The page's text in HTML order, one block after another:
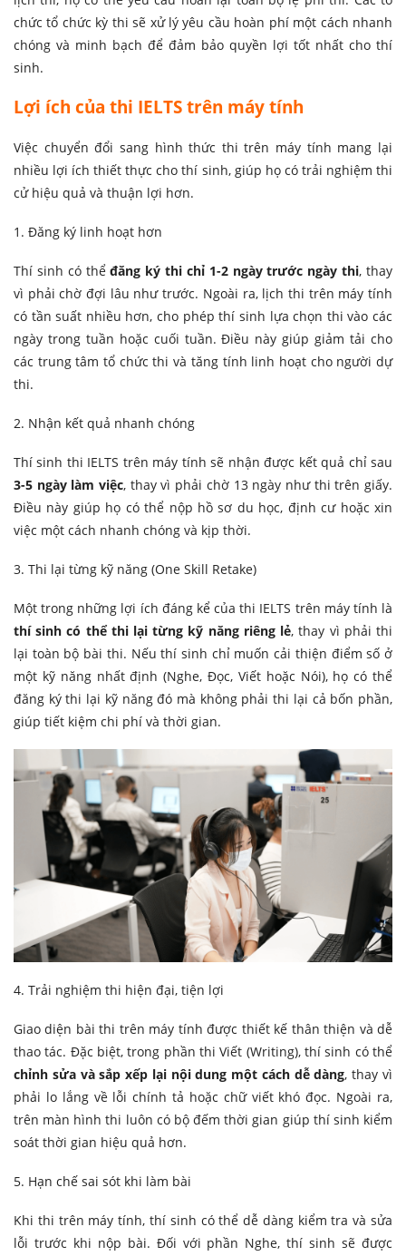
chức tổ chức kỳ thi sẽ xử lý yêu cầu hoàn phí một cách nhanh
chóng và minh bạch để đảm bảo quyền lợi tốt nhất cho thí
sinh.
Lợi ích của thi IELTS trên máy tính
Việc chuyển đổi sang hình thức thi trên máy tính mang lại
nhiều lợi ích thiết thực cho thí sinh, giúp họ có trải nghiệm thi
cử hiệu quả và thuận lợi hơn.
1. Đăng ký linh hoạt hơn
Thí sinh có thểđăng ký thi chỉ 1-2 ngày trước ngày thi, thay
vì phải chờ đợi lâu như trước. Ngoài ra, lịch thi trên máy tính
có tần suất nhiều hơn, cho phép thí sinh lựa chọn thi vào các
ngày trong tuần hoặc cuối tuần. Điều này giúp giảm tải cho
các trung tâm tổ chức thi và tăng tính linh hoạt cho người dự
thi.
2. Nhận kết quả nhanh chóng
Thí sinh thi IELTS trên máy tính sẽ nhận được kết quả chỉ sau
3-5 ngày làm việc, thay vì phải chờ 13 ngày như thi trên giấy.
Điều này giúp họ có thể nộp hồ sơ du học, định cư hoặc xin
việc một cách nhanh chóng và kịp thời.
3. Thi lại từng kỹ năng (One Skill Retake)
Một trong những lợi ích đáng kể của thi IELTS trên máy tính là
thí sinh có thể thi lại từng kỹ năng riêng lẻ, thay vì phải thi
lại toàn bộ bài thi. Nếu thí sinh chỉ muốn cải thiện điểm số ở
một kỹ năng nhất định (Nghe, Đọc, Viết hoặc Nói), họ có thể
đăng ký thi lại kỹ năng đó mà không phải thi lại cả bốn phần,
giúp tiết kiệm chi phí và thời gian.
4. Trải nghiệm thi hiện đại, tiện lợi
Giao diện bài thi trên máy tính được thiết kế thân thiện và dễ
thao tác. Đặc biệt, trong phần thi Viết (Writing), thí sinh có thể
chỉnh sửa và sắp xếp lại nội dung một cách dễ dàng, thay vì
phải lo lắng về lỗi chính tả hoặc chữ viết khó đọc. Ngoài ra,
trên màn hình thi luôn có bộ đếm thời gian giúp thí sinh kiểm
soát thời gian hiệu quả hơn.
5. Hạn chế sai sót khi làm bài
Khi thi trên máy tính, thí sinh có thể dễ dàng kiểm tra và sửa
lỗi trước khi nộp bài. Đối với phần Nghe, thí sinh sẽ được